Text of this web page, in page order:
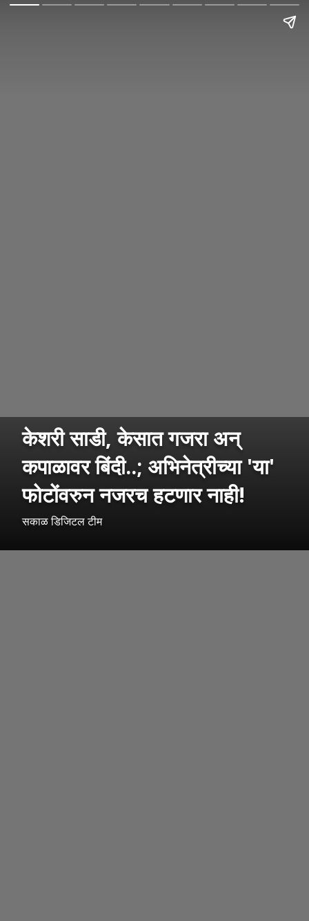
केशरी साडी, केसात गजरा अन्
कपाळावर बिंदी..; अभिनेत्रीच्या 'या'
फोटोंवरुन नजरच हटणार नाही!
सकाळ डिजिटल टीम